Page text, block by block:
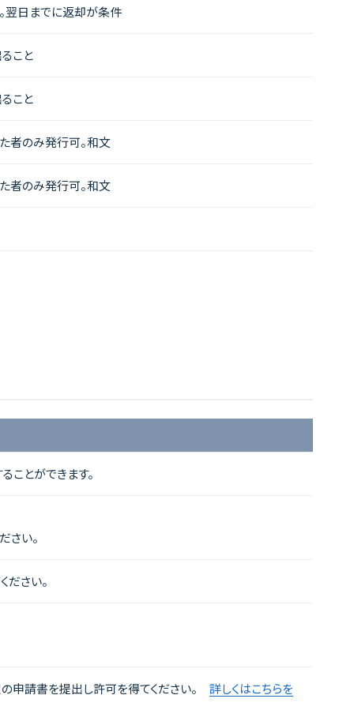
翌日までに返却が条件
こと
こと
者のみ発行可。和文
者のみ発行可。和文
ことができます。
さい。
ださい。
申請書を提出し許可を得てください。 詳しくはこちらを